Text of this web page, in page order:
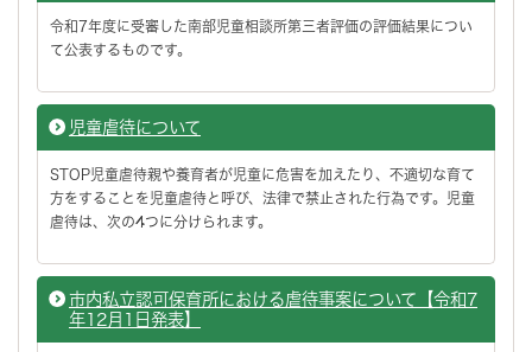
令和7年度に受審した南部児童相談所第三者評価の評価結果につい
て公表するものです。
児童虐待について
STOP児童虐待親や養育者が児童に危害を加えたり、不適切な育て
方をすることを児童虐待と呼び、法律で禁止された行為です。児童
虐待は、次の4つに分けられます。
市内私立認可保育所における虐待事案について【令和7
年12月1日発表】